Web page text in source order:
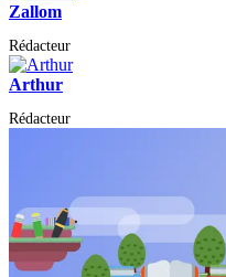
Zallom
Rédacteur
Arthur
Rédacteur